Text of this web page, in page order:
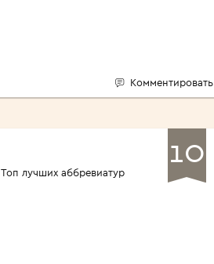
Комментировать
10
Топ лучших аббревиатур